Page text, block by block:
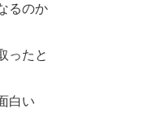
るのか
ったと
白い